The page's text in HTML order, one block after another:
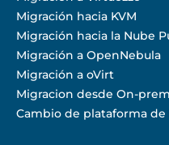
Migración hacia KVM
Migración hacia la Nube
Migración a OpenNebula
Migración a oVirt
Migracion desde On-
Cambio de plataforma de